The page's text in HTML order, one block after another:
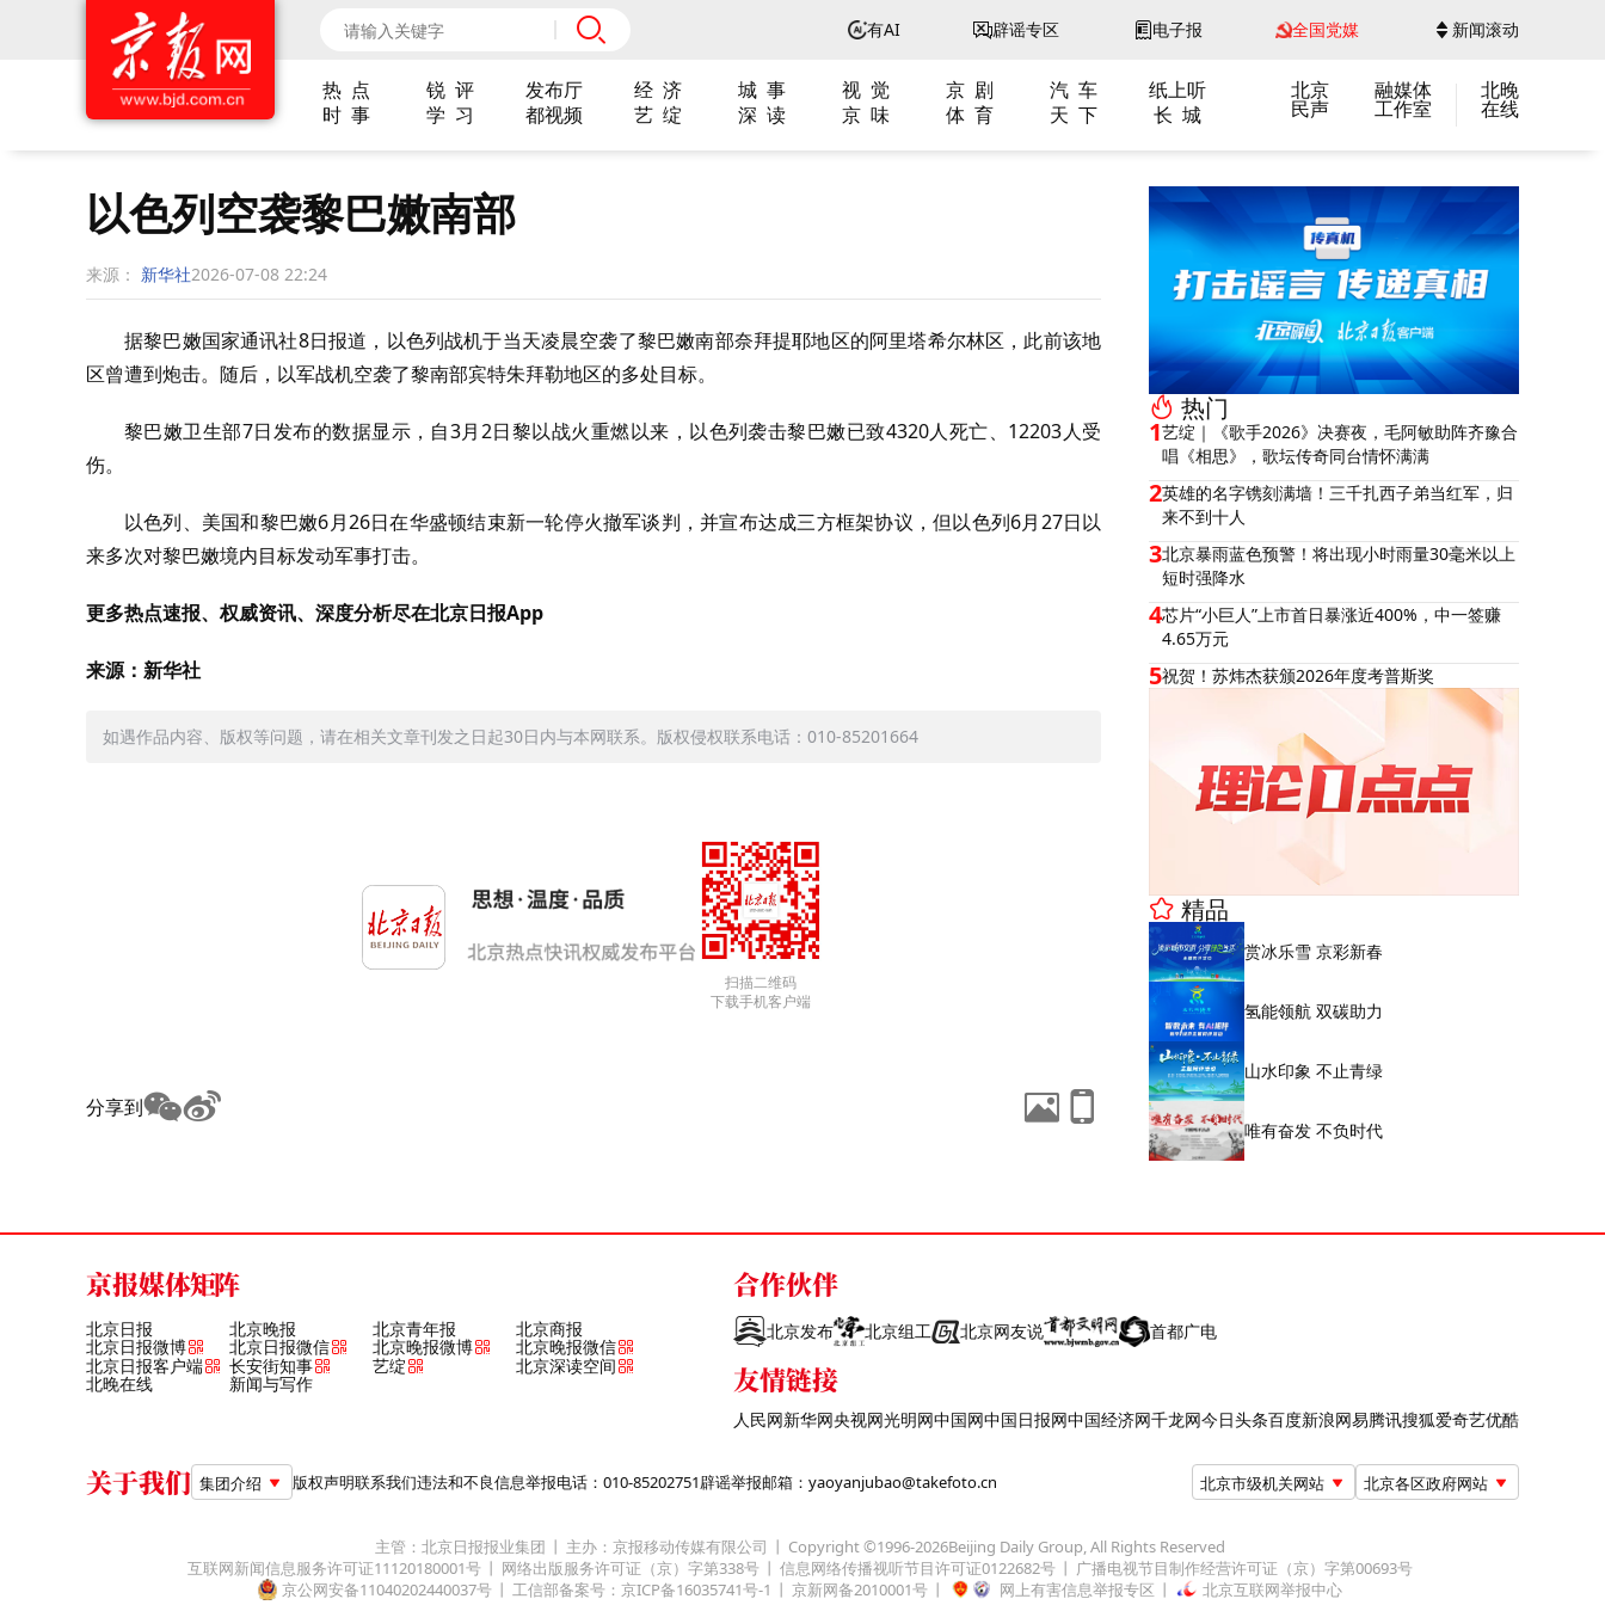
有AI 辟谣专区 电子报 全国党媒 新闻滚动
热 点 锐 评 发布厅 经 济 城 事 视 觉 京 剧 汽 车
纸上听
时 事
学 习 都视频 艺 绽 深 读 京 味 体 育 天 下 长 城
北京
民声
融媒体
工作室
北晚
在线
以色列空袭黎巴嫩南部
来源： 新华社2026-07-08 22:24
据黎巴嫩国家通讯社8日报道，以色列战机于当天凌晨空袭了黎巴嫩南部奈拜提耶地区的阿里塔希尔林区，此前该地
区曾遭到炮击。随后，以军战机空袭了黎南部宾特朱拜勒地区的多处目标。
黎巴嫩卫生部7日发布的数据显示，自3月2日黎以战火重燃以来，以色列袭击黎巴嫩已致4320人死亡、12203人受
伤。
以色列、美国和黎巴嫩6月26日在华盛顿结束新一轮停火撤军谈判，并宣布达成三方框架协议，但以色列6月27日以
来多次对黎巴嫩境内目标发动军事打击。
更多热点速报、权威资讯、深度分析尽在北京日报App
来源：新华社
如遇作品内容、版权等问题，请在相关文章刊发之日起30日内与本网联系。版权侵权联系电话：010-85201664
扫描二维码
下载手机客户端
分享到
热门
1艺绽｜《歌手2026》决赛夜，毛阿敏助阵齐豫合
唱《相思》，歌坛传奇同台情怀满满
2英雄的名字镌刻满墙！三千扎西子弟当红军，归
来不到十人
3北京暴雨蓝色预警！将出现小时雨量30毫米以上
短时强降水
4芯片“小巨人”上市首日暴涨近400%，中一签赚
4.65万元
5祝贺！苏炜杰获颁2026年度考普斯奖
精品
赏冰乐雪 京彩新春
氢能领航 双碳助力
山水印象 不止青绿
唯有奋发 不负时代
京报媒体矩阵
北京日报 北京晚报 北京青年报 北京商报
北京日报微博 北京日报微信 北京晚报微博
北京晚报微信
北京日报客户端
长安街知事 艺绽 北京深读空间
北晚在线 新闻与写作
合作伙伴
北京发布 北京组工 北京网友说 首都广电
友情链接
人民网新华网央视网光明网中国网中国日报网中国经济网千龙网今日头条百度新浪网易腾讯搜狐爱奇艺优酷
关于我们 集团介绍 版权声明联系我们违法和不良信息举报电话：010-85202751辟谣举报邮箱：yaoyanjubao@takefoto.cn 北京市级机关网站 北京各区政府网站
主管：北京日报报业集团 主办：京报移动传媒有限公司 Copyright ©1996-2026Beijing Daily Group, All Rights Reserved
互联网新闻信息服务许可证11120180001号
网络出版服务许可证（京）字第338号 信息网络传播视听节目许可证0122682号
广播电视节目制作经营许可证（京）字第00693号
京公网安备11040202440037号
工信部备案号：京ICP备16035741号-1 京新网备2010001号 网上有害信息举报专区 北京互联网举报中心